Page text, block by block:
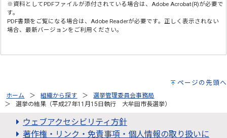
※資料としてPDFファイルが添付されている場合は、Adobe Acrobat(R)が必要で
す。
PDF書類をご覧になる場合は、Adobe Readerが必要です。正しく表示されない
場合、最新バージョンをご利用ください。
ページの先頭へ
ホーム 組織から探す
選挙管理委員会事務局
選挙の結果（平成27年11月15日執行 大牟田市長選挙）
ウェブアクセシビリティ方針
著作権・リンク・免責事項・個人情報の取り扱いに